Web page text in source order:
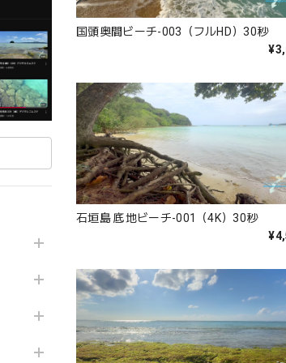
国頭奥間ビーチ-003（フルHD）30秒
石垣島 底地ビーチ-001（4K）30秒